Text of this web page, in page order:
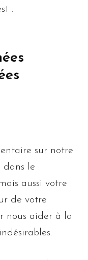
:
sur notre
dans le
aussi votre
de votre
nous aider à la